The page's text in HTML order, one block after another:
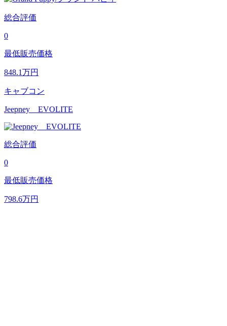
総合評価
0
最低販売価格
848.1万円
キャブコン
Jeepney EVOLITE
総合評価
0
最低販売価格
798.6万円